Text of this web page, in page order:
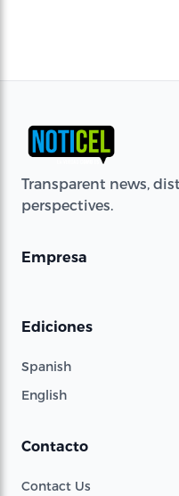
Transparent news,
perspectives.
Empresa
Ediciones
Spanish
English
Contacto
Contact Us